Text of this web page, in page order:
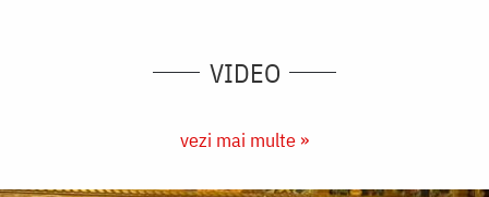
VIDEO
vezi mai multe »